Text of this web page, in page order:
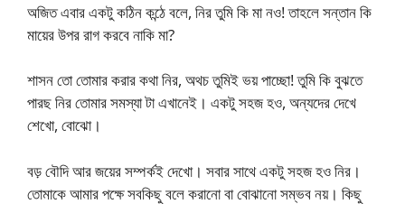
অজিত এবার একটু কঠিন কন্ঠে বলে, নির তুমি কি মা নও! তাহলে সন্তান কি
মায়ের উপর রাগ করবে নাকি মা?
শাসন তো তোমার করার কথা নির, অথচ তুমিই ভয় পাচ্ছো! তুমি কি বুঝতে
পারছ নির তোমার সমস্যা টা এখানেই। একটু সহজ হও, অন্যদের দেখে
শেখো, বোঝো।
বড় বৌদি আর জয়ের সম্পর্কই দেখো। সবার সাথে একটু সহজ হও নির।
তোমাকে আমার পক্ষে সবকিছু বলে করানো বা বোঝানো সম্ভব নয়। কিছু